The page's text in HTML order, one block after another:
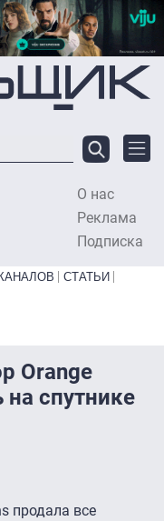
О нас
Реклама
Подписка
СТАТЬИ
Orange
спутнике
продала все